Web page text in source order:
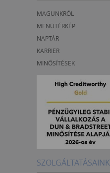
MAGUNKRÓL
MENÜTÉRKÉP
NAPTÁR
KARRIER
MINŐSÍTÉSEK
SZOLGÁLTATÁSAINK